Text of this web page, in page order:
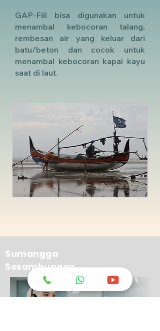
GAP-Fill bisa digunakan untuk
menambal kebocoran talang,
rembesan air yang keluar dari
batu/beton dan cocok untuk
menambal kebocoran kapal kayu
saat di laut.
Sumangga
Sesambungan